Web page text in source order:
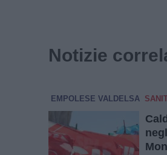
Notizie
EMPOLESE VALDELSA